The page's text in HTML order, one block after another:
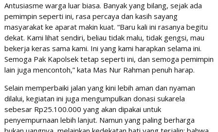
Antusiasme warga luar biasa. Banyak yang bilang, sejak ada
pemimpin seperti ini, rasa percaya dan kasih sayang
masyarakat ke aparat makin kuat. “Baru kali ini rasanya begitu
dekat. Kami lihat sendiri, beliau tidak malu, tidak gengsi, mau
bekerja keras sama kami. Ini yang kami harapkan selama ini.
Semoga Pak Kapolsek tetap seperti ini, dan semoga pemimpin
lain juga mencontoh,” kata Mas Nur Rahman penuh harap.
Selain memperbaiki jalan yang kini lebih aman dan nyaman
dilalui, kegiatan ini juga mengumpulkan donasi sukarela
sebesar Rp25.100.000 yang akan dipakai untuk
penyempurnaan lebih lanjut. Namun yang paling berharga